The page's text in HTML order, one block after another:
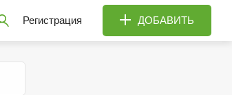
Регистрация ДОБАВИТЬ